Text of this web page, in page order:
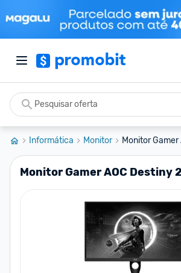
Informática Monitor Monitor
Monitor Gamer AOC Destiny